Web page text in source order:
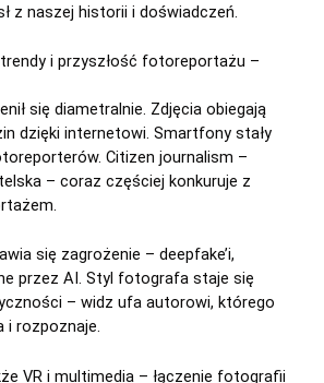
z naszej historii i doświadczeń.
trendy i przyszłość fotoreportażu –
się diametralnie. Zdjęcia obiegają
dzięki internetowi. Smartfony stały
Citizen journalism –
– coraz częściej konkuruje z
się zagrożenie – deepfake’i,
przez AI. Styl fotografa staje się
– widz ufa autorowi, którego
i rozpoznaje.
VR i multimedia – łączenie fotografii